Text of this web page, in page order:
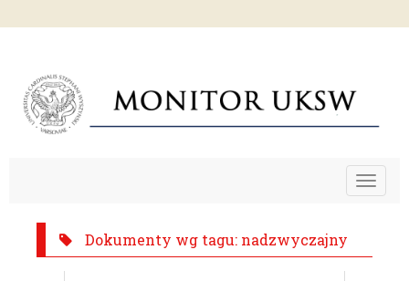
Toggle
Dokumenty wg tagu: nadzwyczajny